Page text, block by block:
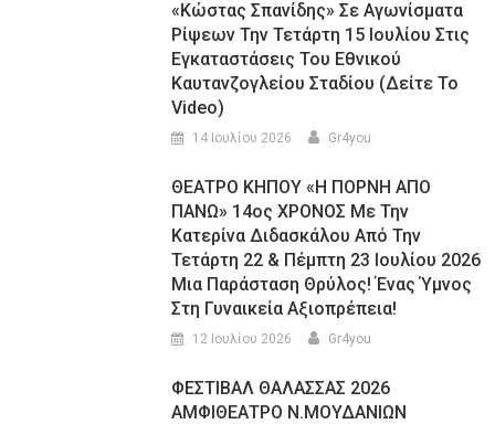
«Κώστας Σπανίδης» Σε Αγωνίσματα
Ρίψεων Την Τετάρτη 15 Ιουλίου Στις
Εγκαταστάσεις Του Εθνικού
Καυτανζογλείου Σταδίου (Δείτε Το
Video)
14 Ιουλίου 2026 Gr4you
ΘΕΑΤΡΟ ΚΗΠΟΥ «Η ΠΟΡΝΗ ΑΠΟ
ΠΑΝΩ» 14ος ΧΡΟΝΟΣ Με Την
Κατερίνα Διδασκάλου Από Την
Τετάρτη 22 & Πέμπτη 23 Ιουλίου 2026
Μια Παράσταση Θρύλος! Ένας Ύμνος
Στη Γυναικεία Αξιοπρέπεια!
12 Ιουλίου 2026 Gr4you
ΦΕΣΤΙΒΑΛ ΘΑΛΑΣΣΑΣ 2026
ΑΜΦΙΘΕΑΤΡΟ Ν.ΜΟΥΔΑΝΙΩΝ